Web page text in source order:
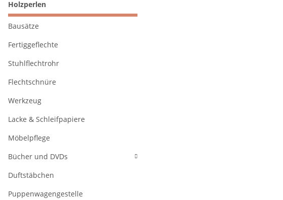
Holzperlen
Bausätze
Fertiggeflechte
Stuhlflechtrohr
Flechtschnüre
Werkzeug
Lacke & Schleifpapiere
Möbelpflege
Bücher und DVDs
Duftstäbchen
Puppenwagengestelle